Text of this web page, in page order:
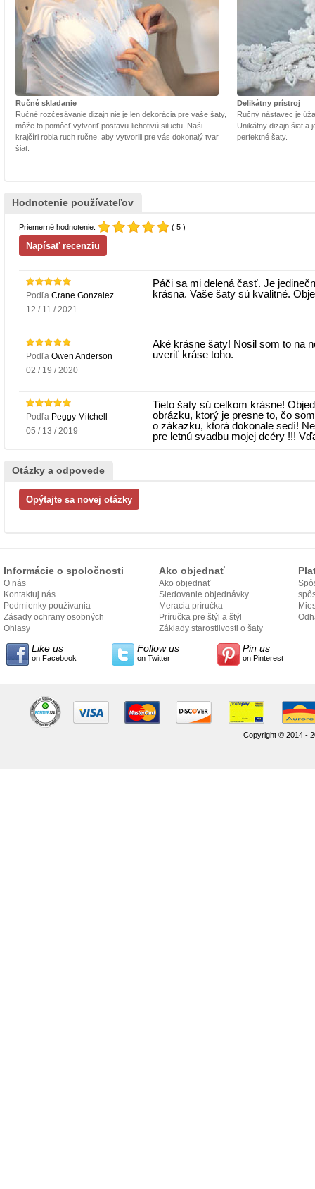
Ručné skladanie
Ručné rozčesávanie dizajn nie je len dekorácia pre vaše šaty,
môže to pomôcť vytvoriť postavu-lichotivú siluetu. Naši
krajčíri robia ruch ručne, aby vytvorili pre vás dokonalý tvar
šiat.
Delikátny prístroj
Ručný nástavec je
Unikátny dizajn šiat a
perfektné šaty.
Hodnotenie používateľov
Priemerné hodnotenie: ( 5 )
Podľa Crane Gonzalez
12 / 11 / 2021
Páči sa mi delená časť. Je
krásna. Vaše šaty sú kvalitné.
Podľa Owen Anderson
02 / 19 / 2020
Aké krásne šaty! Nosil som to na
uveriť kráse toho.
Podľa Peggy Mitchell
05 / 13 / 2019
Tieto šaty sú celkom krásne!
obrázku, ktorý je presne to, čo
o zákazku, ktorá dokonale sedí!
pre letnú svadbu mojej dcéry !!!
Otázky a odpovede
Informácie o spoločnosti
O nás
Kontaktuj nás
Podmienky používania
Zásady ochrany osobných
údajov
Ohlasy
Ako objednať
Ako objednať
Sledovanie objednávky
Meracia príručka
Príručka pre štýl a štýl
Základy starostlivosti o šaty
Like us
on Facebook
Follow us
on Twitter
Pin us
on Pinterest
Copyright © 2014 -